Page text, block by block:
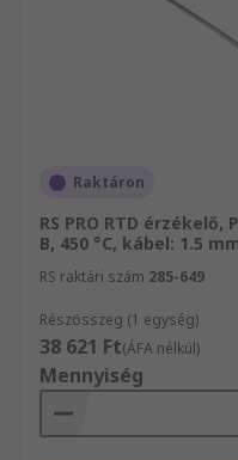
Raktáron
RS PRO RTD érzékelő,
B, 450 °C, kábel: 1.5
RS raktári szám 285-649
Részösszeg (1 egység)
38 621 Ft(ÁFA nélkül)
Mennyiség